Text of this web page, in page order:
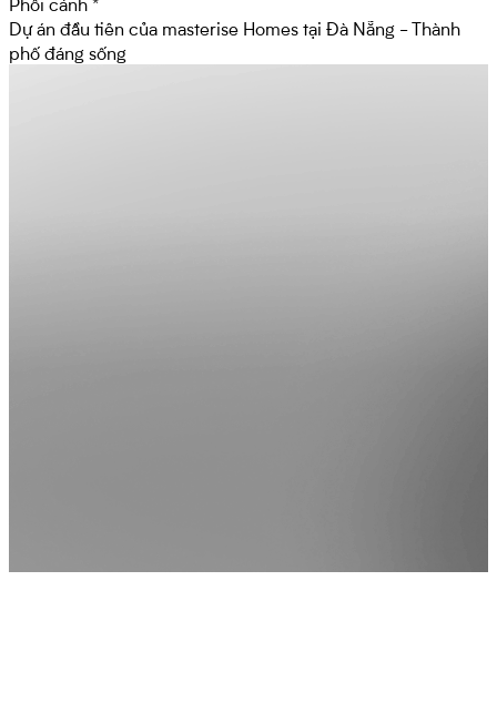
Dự án đầu tiên của masterise Homestại Đà Nẵng - Thành
phố đáng sống